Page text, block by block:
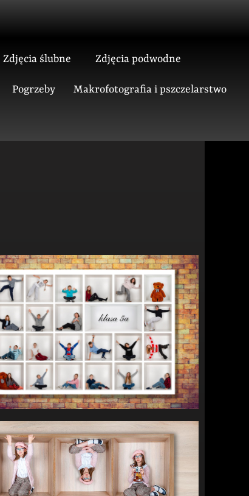
Zdjęcia ślubne Zdjęcia podwodne
Pogrzeby Makrofotografia i pszczelarstwo